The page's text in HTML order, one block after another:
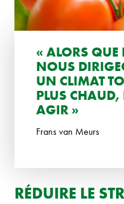
« ALORS
NOUS
UN CLIMAT
PLUS CHAUD,
AGIR »
Frans van Meurs
RÉDUIRE LE